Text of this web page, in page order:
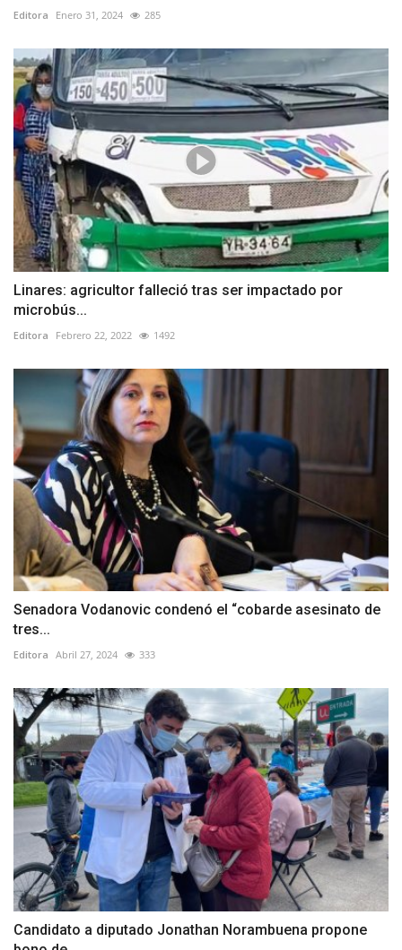
Editora Enero 31, 2024 285
Linares: agricultor falleció tras ser impactado por
microbús...
Editora Febrero 22, 2022 1492
Senadora Vodanovic condenó el “cobarde asesinato de
tres...
Editora Abril 27, 2024 333
Candidato a diputado Jonathan Norambuena propone